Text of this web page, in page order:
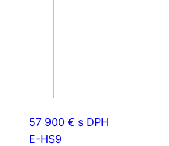
57 900 € s DPH
E-HS9